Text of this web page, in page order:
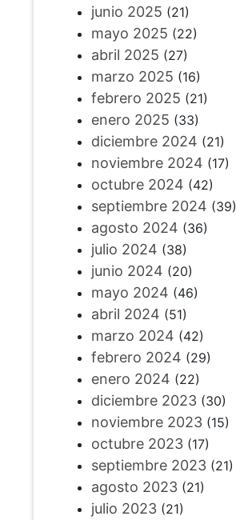
junio 2025 (21)
mayo 2025 (22)
abril 2025 (27)
marzo 2025 (16)
febrero 2025 (21)
enero 2025 (33)
diciembre 2024 (21)
noviembre 2024 (17)
octubre 2024 (42)
septiembre 2024 (39)
agosto 2024 (36)
julio 2024 (38)
junio 2024 (20)
mayo 2024 (46)
abril 2024 (51)
marzo 2024 (42)
febrero 2024 (29)
enero 2024 (22)
diciembre 2023(30)
noviembre 2023(15)
octubre 2023(17)
septiembre 2023(21)
agosto 2023(21)
julio 2023(21)